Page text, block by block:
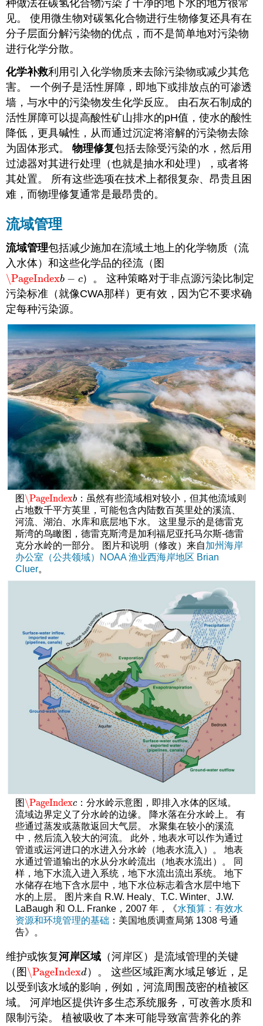
种做法在碳氢化合物污染了干净的地下水的地方很常
见。 使用微生物对碳氢化合物进行生物修复还具有在
分子层面分解污染物的优点，而不是简单地对污染物
进行化学分散。
化学补救利用引入化学物质来去除污染物或减少其危
害。 一个例子是活性屏障，即地下或排放点的可渗透
墙，与水中的污染物发生化学反应。 由石灰石制成的
活性屏障可以提高酸性矿山排水的pH值，使水的酸性
降低，更具碱性，从而通过沉淀将溶解的污染物去除
为固体形式。物理修复包括去除受污染的水，然后用
过滤器对其进行处理（也就是抽水和处理），或者将
其处置。 所有这些选项在技术上都很复杂、昂贵且困
难，而物理修复通常是最昂贵的。
流域管理
流域管理包括减少施加在流域土地上的化学物质（流
入水体）和这些化学品的径流（图
\PageIndexb − c
\PageIndexb −c
）。 这种策略对于非点源污染比制定
污染标准（就像CWA那样）更有效，因为它不要求确
定每种污染源。
图\PageIndexb
\PageIndexb ：虽然有些流域相对较小，但其他流域则
占地数千平方英里，可能包含内陆数百英里处的溪流、
河流、湖泊、水库和底层地下水。 这里显示的是德雷克
斯湾的鸟瞰图，德雷克斯湾是加利福尼亚托马尔斯-德雷
克分水岭的一部分。 图片和说明（修改）来自加州海岸
办公室（公共领域）NOAA 渔业西海岸地区 Brian
Cluer。
图\PageIndexc
\PageIndexc ：分水岭示意图，即排入水体的区域。
流域边界定义了分水岭的边缘。 降水落在分水岭上。 有
些通过蒸发或蒸散返回大气层。 水聚集在较小的溪流
中，然后流入较大的河流。 此外，地表水可以作为通过
管道或运河进口的水进入分水岭（地表水流入）。 地表
水通过管道输出的水从分水岭流出（地表水流出）。 同
样，地下水流入进入系统，地下水流出流出系统。 地下
水储存在地下含水层中，地下水位标志着含水层中地下
水的上层。 图片来自 R.W. Healy、T.C. Winter、J.W.
LaBaugh 和 O.L. Franke，2007 年，《水预算：有效水
资源和环境管理的基础 ：美国地质调查局第 1308 号通
告》。
维护或恢复河岸区域 （河岸区）是流域管理的关键
（图 \PageIndexd
\PageIndexd）。 这些区域距离水域足够近，足
以受到该水域的影响，例如，河流周围茂密的植被区
域。 河岸地区提供许多生态系统服务，可改善水质和
限制污染。 植被吸收了本来可能导致富营养化的养